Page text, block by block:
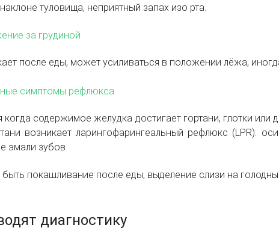
туловища, неприятный запах изо рта.
за грудиной
после еды, может усиливаться в положении лёжа,
симптомы рефлюкса
когда содержимое желудка достигает гортани, глотки
возникает ларингофарингеальный рефлюкс (LPR):
эмали зубов
покашливание после еды, выделение слизи на
диагностику